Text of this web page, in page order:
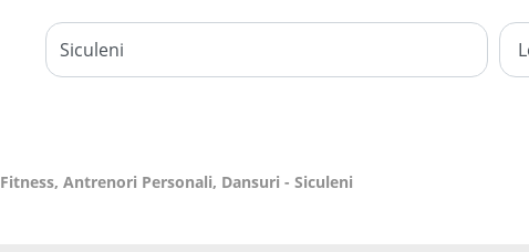
Fitness, Antrenori Personali, Dansuri - Siculeni